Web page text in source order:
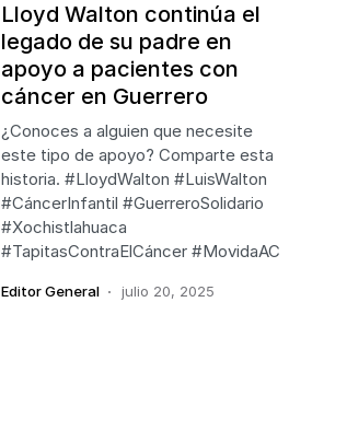
Lloyd Walton continúa el
legado de su padre en
apoyo a pacientes con
cáncer en Guerrero
¿Conoces a alguien que necesite
este tipo de apoyo? Comparte esta
historia. #LloydWalton #LuisWalton
#CáncerInfantil #GuerreroSolidario
#Xochistlahuaca
#TapitasContraElCáncer #MovidaAC
Editor General julio 20, 2025